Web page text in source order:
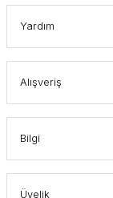
Yardım
Alışveriş
Bilgi
Üyelik